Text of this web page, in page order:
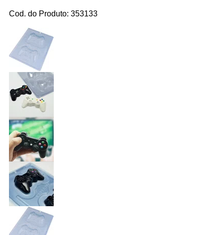
Cod. do Produto: 353133